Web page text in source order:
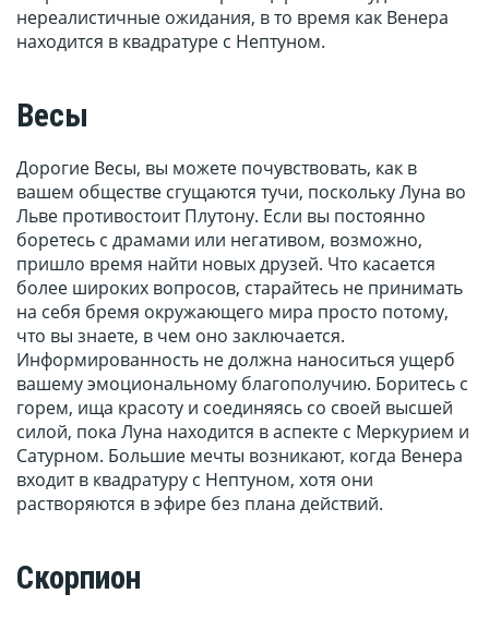
нереалистичные ожидания, в то время как Венера
находится в квадратуре с Нептуном.
Весы
Дорогие Весы, вы можете почувствовать, как в
вашем обществе сгущаются тучи, поскольку Луна во
Льве противостоит Плутону. Если вы постоянно
боретесь с драмами или негативом, возможно,
пришло время найти новых друзей. Что касается
более широких вопросов, старайтесь не принимать
на себя бремя окружающего мира просто потому,
что вы знаете, в чем оно заключается.
Информированность не должна наноситься ущерб
вашему эмоциональному благополучию. Боритесь с
горем, ища красоту и соединяясь со своей высшей
силой, пока Луна находится в аспекте с Меркурием и
Сатурном. Большие мечты возникают, когда Венера
входит в квадратуру с Нептуном, хотя они
растворяются в эфире без плана действий.
Скорпион